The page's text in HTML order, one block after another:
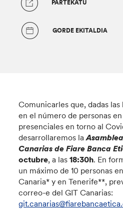
PARTEKATU
GORDE EKITALDIA
Comunicarles que, dadas
en el número de personas
presenciales en torno al
desarrollaremos la
Canarias de Fiare Banca
octubre, a las18:30h. En
un máximo de 10 personas
Canaria* y en Tenerife**,
correo-e del GIT Canarias: